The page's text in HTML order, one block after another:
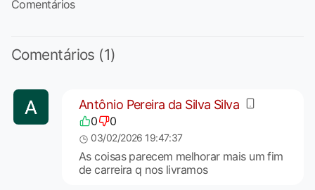
Comentários
Comentários (1)
Antônio Pereira da Silva Silva
0 0
03/02/2026 19:47:37
As coisas parecem melhorar mais um fim
de carreira q nos livramos